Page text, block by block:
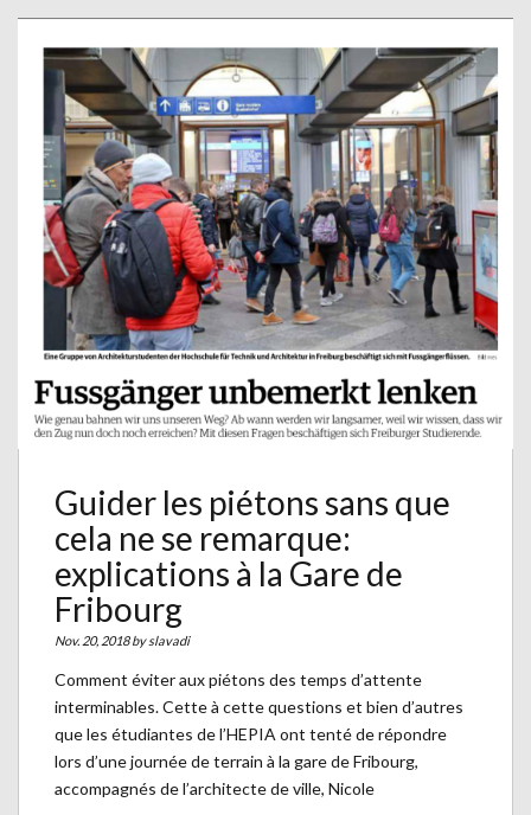
Guider les piétons sans que
cela ne se remarque:
explications à la Gare de
Fribourg
Nov. 20, 2018 byslavadi
Comment éviter aux piétons des temps d’attente
interminables. Cette à cette questions et bien d’autres
que les étudiantes de l’HEPIA ont tenté de répondre
lors d’une journée de terrain à la gare de Fribourg,
accompagnés de l’architecte de ville, Nicole